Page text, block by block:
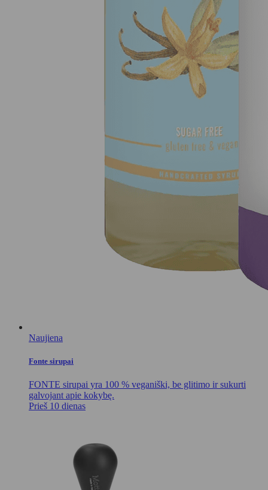
Naujiena
Fonte sirupai
FONTE sirupai yra 100 % veganiški, be glitimo ir sukurti
galvojant apie kokybę.
Prieš 10 dienas